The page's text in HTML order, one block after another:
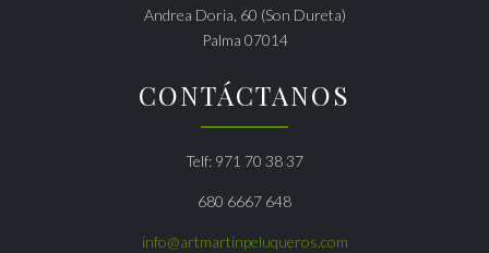
Andrea Doria, 60 (Son Dureta)
Palma 07014
CONTÁCTANOS
Telf: 971 70 38 37
680 6667 648
info@artmartinpeluqueros.com